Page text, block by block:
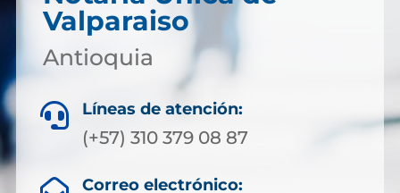
Valparaiso
Antioquia
 Líneas de atención:
(+57) 310 379 08 87
Correo electrónico: